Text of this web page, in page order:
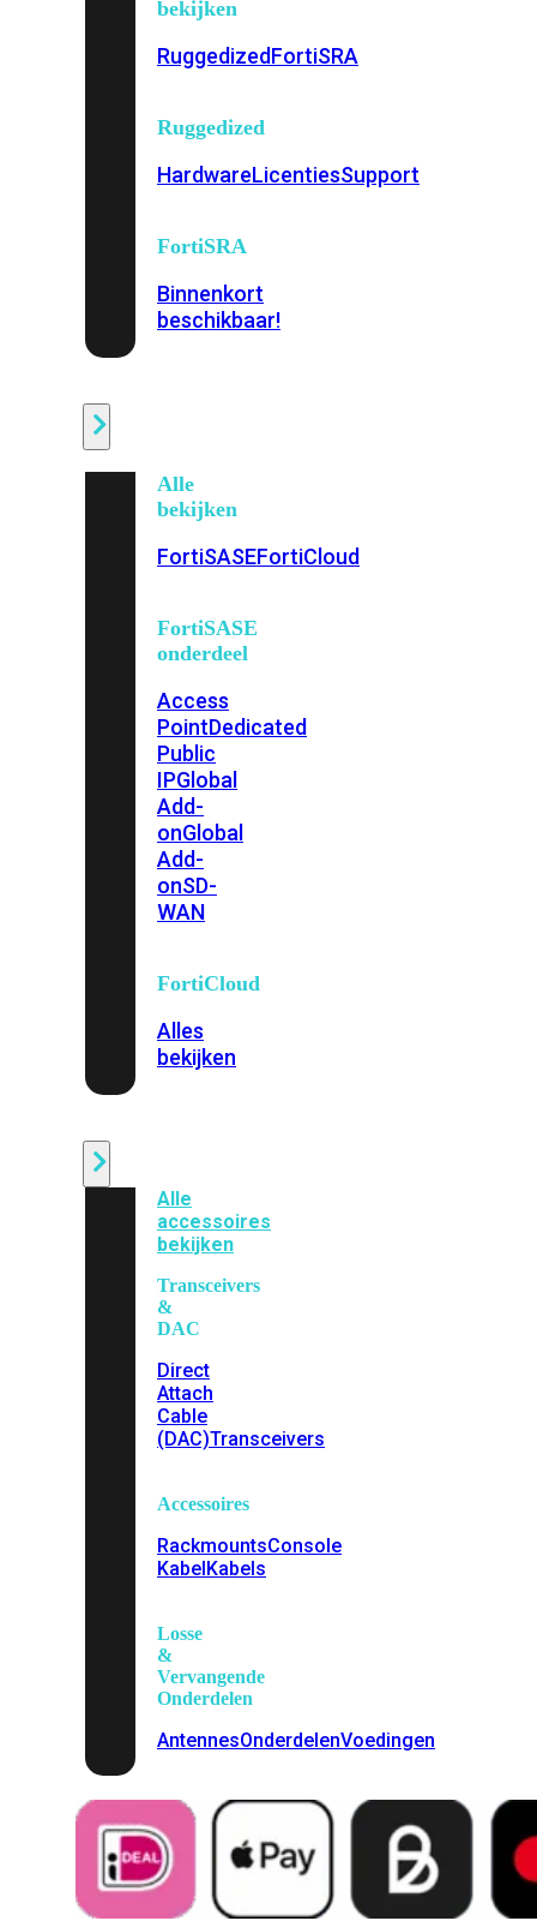
bekijken
RuggedizedFortiSRA
Ruggedized
HardwareLicentiesSupport
FortiSRA
Binnenkort
beschikbaar!
Alle
bekijken
FortiSASEFortiCloud
FortiSASE
onderdeel
Access
PointDedicated
Public
IPGlobal
Add-
onGlobal
Add-
onSD-
WAN
FortiCloud
Alles
bekijken
Alle
accessoires
bekijken
Transceivers
&
DAC
Direct
Attach
Cable
(DAC)Transceivers
Accessoires
RackmountsConsole
KabelKabels
Losse
&
Vervangende
Onderdelen
AntennesOnderdelenVoedingen